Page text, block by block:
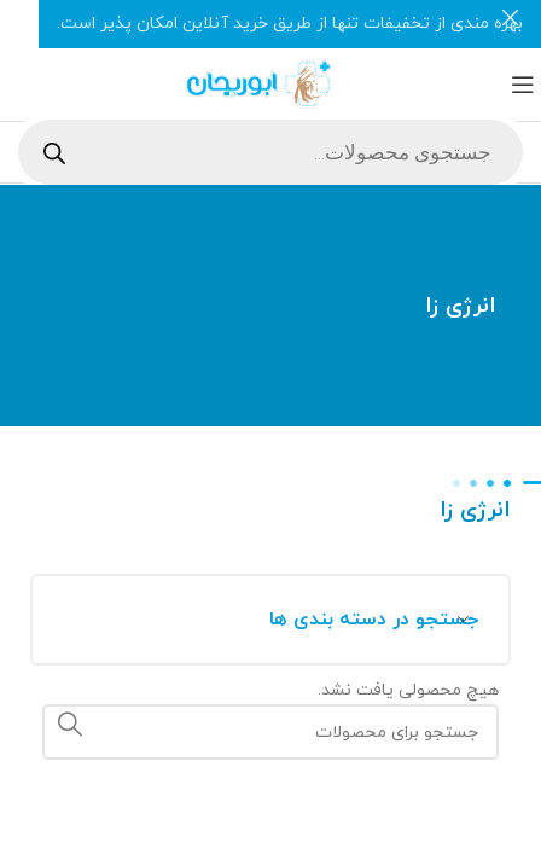
انرژی زا
انرژی زا
جستجو در دسته بندی ها
هیچ محصولی یافت نشد.
بهره مندی از تخفیفات تنها از طریق خرید آنلاین امکان پذیر است.